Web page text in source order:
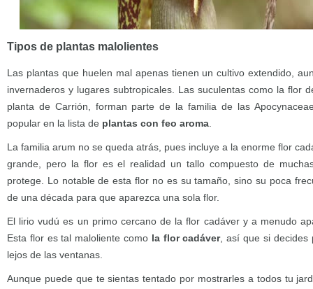
Tipos de plantas malolientes
Las plantas que huelen mal apenas tienen un cultivo extendido,
invernaderos y lugares subtropicales. Las suculentas como la flor
planta de Carrión, forman parte de la familia de las
popular en la lista de plantas con feo aroma
La familia arum no se queda atrás, pues incluye a la enorme flor
grande, pero la flor es el realidad un tallo compuesto de
protege. Lo notable de esta flor no es su tamaño, sino su poca
de una década para que aparezca una sola flor.
El lirio vudú es un primo cercano de la flor cadáver y a menudo
Esta flor es tal maloliente como la flor cadáver, así que si decides
lejos de las ventanas.
Aunque puede que te sientas tentado por mostrarles a todos tu